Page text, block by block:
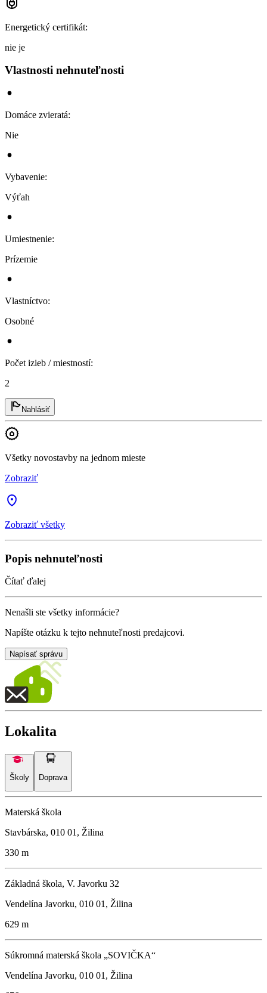
Energetický certifikát:
nie je
Vlastnosti nehnuteľnosti
Domáce zvieratá:
Nie
Vybavenie:
Výťah
Umiestnenie:
Prízemie
Vlastníctvo:
Osobné
Počet izieb / miestností:
2
Nahlásiť
Všetky novostavby na jednom mieste
Zobraziť
Zobraziť všetky
Popis nehnuteľnosti
Čítať ďalej
Nenašli ste všetky informácie?
Napíšte otázku k tejto nehnuteľnosti predajcovi.
Napísať správu
Lokalita
Školy Doprava
Materská škola
Stavbárska, 010 01, Žilina
330 m
Základná škola, V. Javorku 32
Vendelína Javorku, 010 01, Žilina
629 m
Súkromná materská škola „SOVIČKA“
Vendelína Javorku, 010 01, Žilina